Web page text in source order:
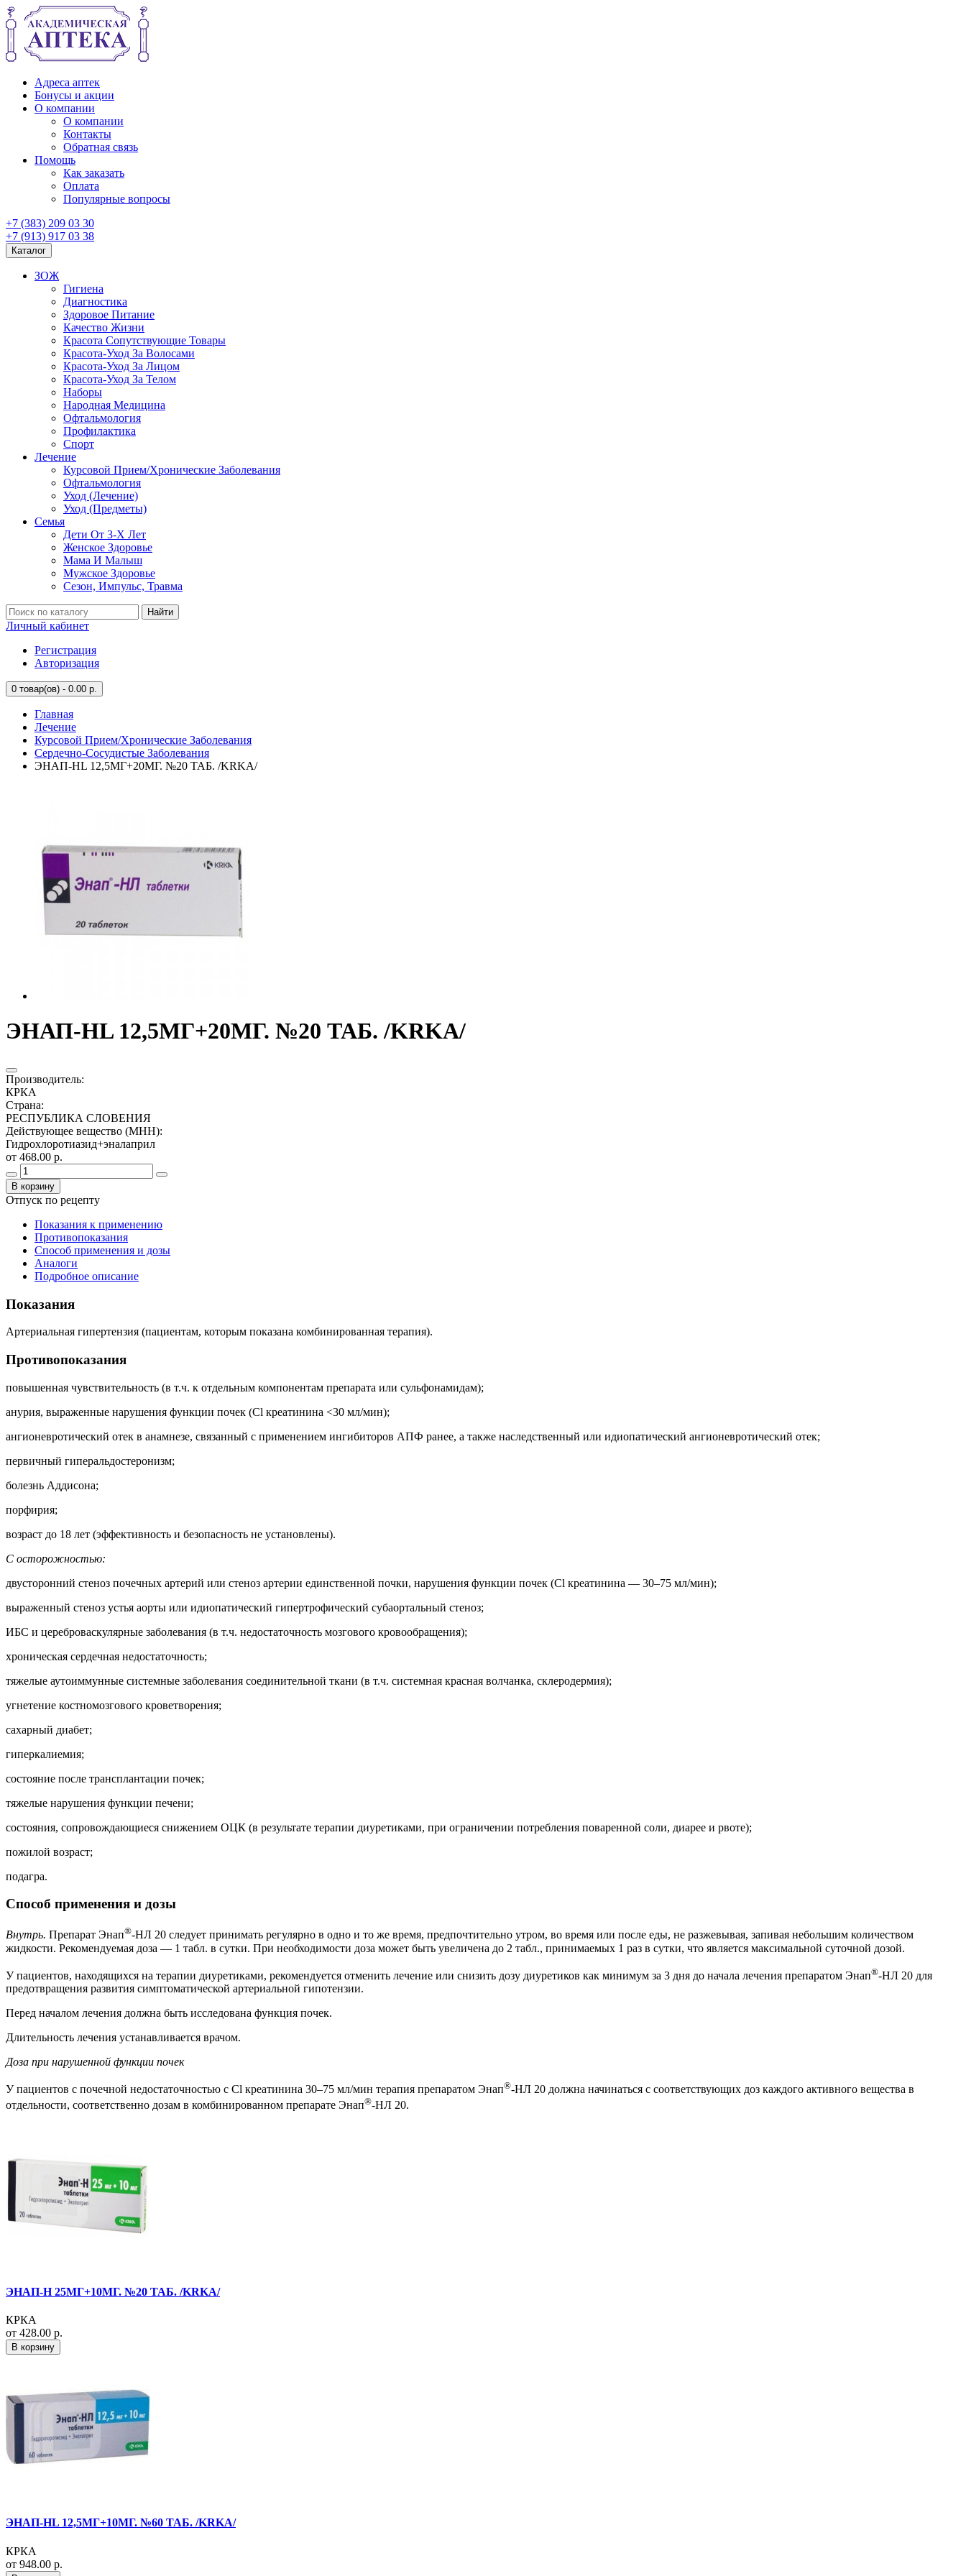
Адреса аптек
Бонусы и акции
О компании
О компании
Контакты
Обратная связь
Помощь
Как заказать
Оплата
Популярные вопросы
+7 (383) 209 03 30
+7 (913) 917 03 38
Каталог
ЗОЖ
Гигиена
Диагностика
Здоровое Питание
Качество Жизни
Красота Сопутствующие Товары
Красота-Уход За Волосами
Красота-Уход За Лицом
Красота-Уход За Телом
Наборы
Народная Медицина
Офтальмология
Профилактика
Спорт
Лечение
Курсовой Прием/Хронические Заболевания
Офтальмология
Уход (Лечение)
Уход (Предметы)
Семья
Дети От 3-Х Лет
Женское Здоровье
Мама И Малыш
Мужское Здоровье
Сезон, Импульс, Травма
Найти
Личный кабинет
Регистрация
Авторизация
0 товар(ов) - 0.00 р.
Главная
Лечение
Курсовой Прием/Хронические Заболевания
Сердечно-Сосудистые Заболевания
ЭНАП-HL 12,5МГ+20МГ. №20 ТАБ. /KRKA/
ЭНАП-HL 12,5МГ+20МГ. №20 ТАБ. /KRKA/
Производитель:
КРКА
Страна:
РЕСПУБЛИКА СЛОВЕНИЯ
Действующее вещество (МНН):
Гидрохлоротиазид+эналаприл
от 468.00 р.
В корзину
Отпуск по рецепту
Показания к применению
Противопоказания
Способ применения и дозы
Аналоги
Подробное описание
Показания
Артериальная гипертензия (пациентам, которым показана комбинированная терапия).
Противопоказания
повышенная чувствительность (в т.ч. к отдельным компонентам препарата или сульфонамидам);
анурия, выраженные нарушения функции почек (Cl креатинина <30 мл/мин);
ангионевротический отек в анамнезе, связанный с применением ингибиторов АПФ ранее, а также наследственный или идиопатический ангионевротический отек;
первичный гиперальдостеронизм;
болезнь Аддисона;
порфирия;
возраст до 18 лет (эффективность и безопасность не установлены).
С осторожностью:
двусторонний стеноз почечных артерий или стеноз артерии единственной почки, нарушения функции почек (Cl креатинина — 30–75 мл/мин);
выраженный стеноз устья аорты или идиопатический гипертрофический субаортальный стеноз;
ИБС и цереброваскулярные заболевания (в т.ч. недостаточность мозгового кровообращения);
хроническая сердечная недостаточность;
тяжелые аутоиммунные системные заболевания соединительной ткани (в т.ч. системная красная волчанка, склеродермия);
угнетение костномозгового кроветворения;
сахарный диабет;
гиперкалиемия;
состояние после трансплантации почек;
тяжелые нарушения функции печени;
состояния, сопровождающиеся снижением ОЦК (в результате терапии диуретиками, при ограничении потребления поваренной соли, диарее и рвоте);
пожилой возраст;
подагра.
Способ применения и дозы
Внутрь. Препарат Энап®-НЛ 20 следует принимать регулярно в одно и то же время, предпочтительно утром, во время или после еды, не разжевывая, запивая небольшим количеством
жидкости. Рекомендуемая доза — 1 табл. в сутки. При необходимости доза может быть увеличена до 2 табл., принимаемых 1 раз в сутки, что является максимальной суточной дозой.
У пациентов, находящихся на терапии диуретиками, рекомендуется отменить лечение или снизить дозу диуретиков как минимум за 3 дня до начала лечения препаратом Энап®-НЛ 20 для
предотвращения развития симптоматической артериальной гипотензии.
Перед началом лечения должна быть исследована функция почек.
Длительность лечения устанавливается врачом.
Доза при нарушенной функции почек
У пациентов с почечной недостаточностью с Cl креатинина 30–75 мл/мин терапия препаратом Энап®-НЛ 20 должна начинаться с соответствующих доз каждого активного вещества в
отдельности, соответственно дозам в комбинированном препарате Энап®-НЛ 20.
ЭНАП-H 25МГ+10МГ. №20 ТАБ. /KRKA/
КРКА
от 428.00 р.
В корзину
ЭНАП-HL 12,5МГ+10МГ. №60 ТАБ. /KRKA/
КРКА
от 948.00 р.